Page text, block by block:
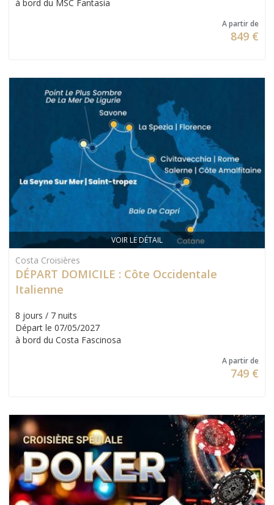
à bord du MSC Fantasia
A partir de
849 €
VOIR LE DÉTAIL
Costa Croisières
DÉPART DOMICILE : Côte Occidentale
Italienne
8 jours / 7 nuits
Départ le 07/05/2027
à bord du Costa Fascinosa
A partir de
749 €